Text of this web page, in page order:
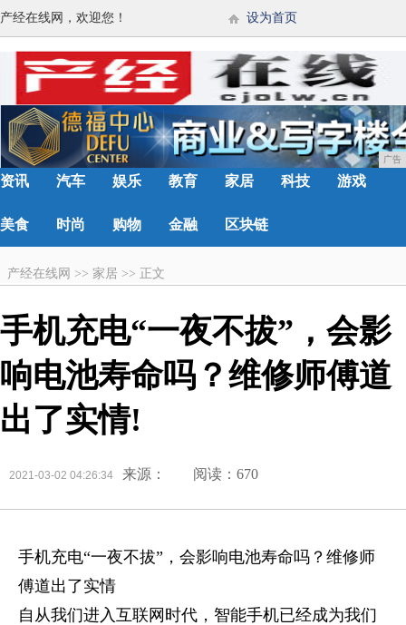
产经在线网，欢迎您！ 设为首页
广告
资讯 汽车 娱乐 教育 家居 科技 游戏
美食 时尚 购物 金融 区块链
产经在线网 >> 家居 >> 正文
手机充电“一夜不拔”，会影
响电池寿命吗？维修师傅道
出了实情!
2021-03-02 04:26:34 来源： 阅读：670
手机充电“一夜不拔”，会影响电池寿命吗？维修师
傅道出了实情
自从我们进入互联网时代，智能手机已经成为我们